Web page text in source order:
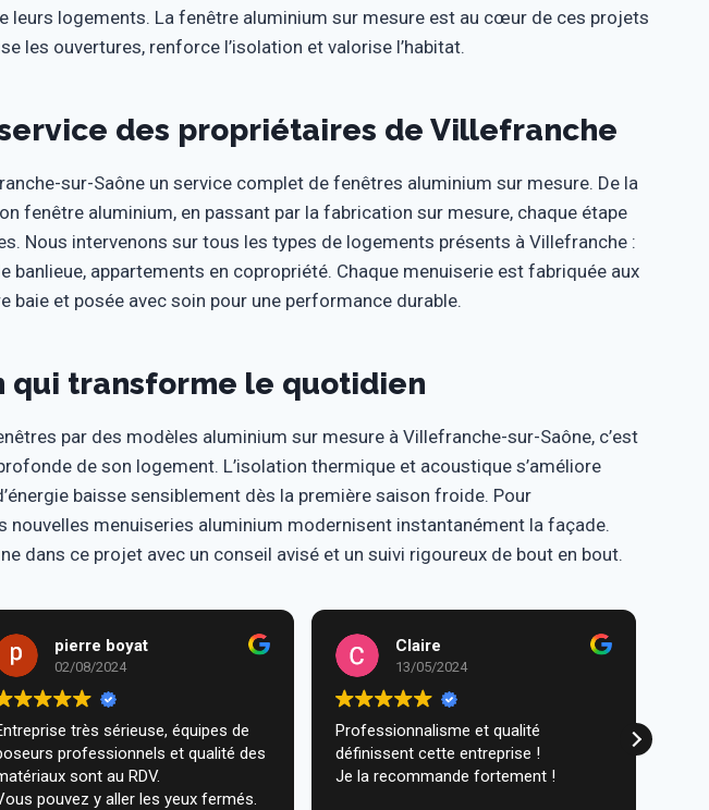
leurs logements. La fenêtre aluminium sur mesure est au cœur de ces projets
les ouvertures, renforce l’isolation et valorise l’habitat.
des propriétaires de Villefranche
sur-Saône un service complet de fenêtres aluminium sur mesure. De la
fenêtre aluminium, en passant par la fabrication sur mesure, chaque étape
Nous intervenons sur tous les types de logements présents à Villefranche :
banlieue, appartements en copropriété. Chaque menuiserie est fabriquée aux
baie et posée avec soin pour une performance durable.
qui transforme le quotidien
par des modèles aluminium sur mesure à Villefranche-sur-Saône, c’est
de son logement. L’isolation thermique et acoustique s’améliore
baisse sensiblement dès la première saison froide. Pour
nouvelles menuiseries aluminium modernisent instantanément la façade.
dans ce projet avec un conseil avisé et un suivi rigoureux de bout en bout.
pierre boyat
02/08/2024
très sérieuse, équipes de
professionnels et qualité des
sont au RDV.
pouvez y aller les yeux fermés.
Claire
13/05/2024
Professionnalisme et qualité
définissent cette entreprise !
Je la recommande fortement !